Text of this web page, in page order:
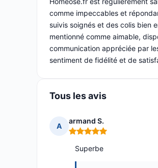
comme impeccables et
suivis soignés et des colis bien
mentionné comme aimable,
communication appréciée par
sentiment de fidélité et de
Tous les avis
A
armand S.
Note : 5 sur 5
Superbe